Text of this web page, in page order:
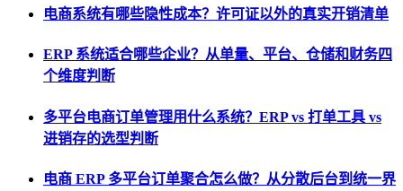
电商系统有哪些隐性成本？许可证以外的真实开销清单
ERP 系统适合哪些企业？从单量、平台、仓储和财务四
个维度判断
多平台电商订单管理用什么系统？ERP vs 打单工具 vs
进销存的选型判断
电商 ERP 多平台订单聚合怎么做？从分散后台到统一界